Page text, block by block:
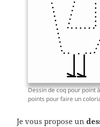
Dessin de coq pour point
points pour faire un
Je vous propose un